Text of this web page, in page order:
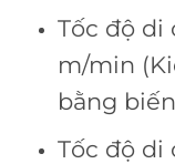
Tốc độ di
m/min
bằng
Tốc độ di